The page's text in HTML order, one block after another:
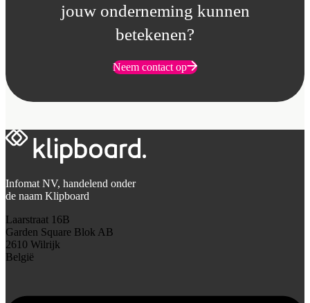
jouw onderneming kunnen
betekenen?
Neem contact op
Infomat NV, handelend onder
de naam Klipboard
Laarstraat 16B
Garden Square Blok AB
2610 Wilrijk
België